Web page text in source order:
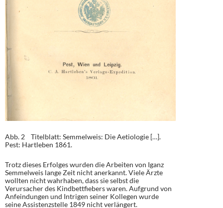
Abb. 2 Titelblatt: Semmelweis: Die Aetiologie […].
Pest: Hartleben 1861.
Trotz dieses Erfolges wurden die Arbeiten von Iganz
Semmelweis lange Zeit nicht anerkannt. Viele Ärzte
wollten nicht wahrhaben, dass sie selbst die
Verursacher des Kindbettfiebers waren. Aufgrund von
Anfeindungen und Intrigen seiner Kollegen wurde
seine Assistenzstelle 1849 nicht verlängert.